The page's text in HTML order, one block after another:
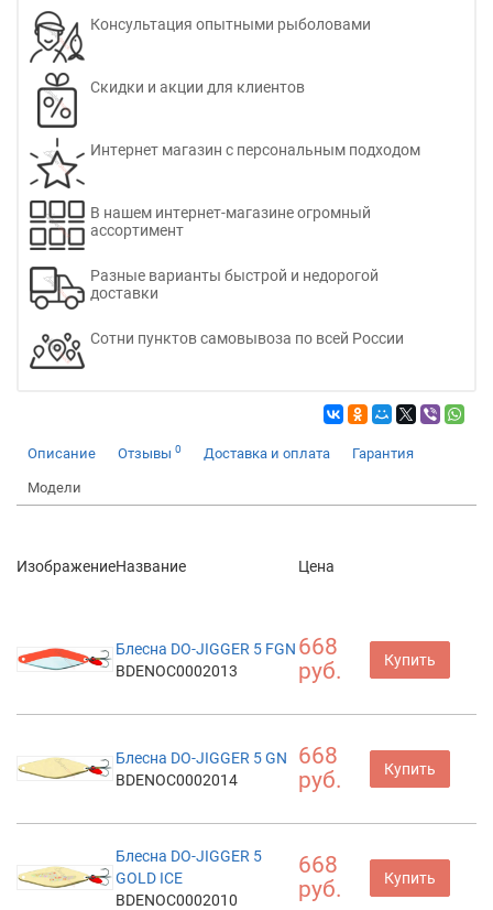
Консультация опытными рыболовами
Скидки и акции для клиентов
Интернет магазин с персональным подходом
В нашем интернет-магазине огромный
ассортимент
Разные варианты быстрой и недорогой
доставки
Сотни пунктов самовывоза по всей России
Описание Отзывы 0 Доставка и оплата Гарантия
Модели
ИзображениеНазвание Цена
Блесна DO-JIGGER 5 FGN
BDENOC0002013
668
руб.
Купить
Блесна DO-JIGGER 5 GN
BDENOC0002014
668
руб.
Купить
Блесна DO-JIGGER 5
GOLD ICE
BDENOC0002010
668
руб.
Купить